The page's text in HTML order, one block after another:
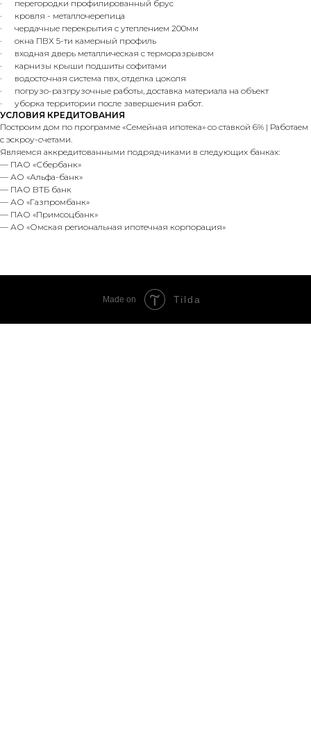
· перегородки профилированный брус
· кровля - металлочерепица
· чердачные перекрытия с утеплением 200мм
· окна ПВХ 5-ти камерный профиль
· входная дверь металлическая с терморазрывом
· карнизы крыши подшиты софитами
· водосточная система пвх, отделка цоколя
· погрузо-разгрузочные работы, доставка материала на объект
· уборка территории после завершения работ.
УСЛОВИЯ КРЕДИТОВАНИЯ
Построим дом по программе «Семейная ипотека» со ставкой 6% | Работаем
с эскроу-счетами.
Являемся аккредитованными подрядчиками в следующих банках:
— ПАО «Сбербанк»
— АО «Альфа-банк»
— ПАО ВТБ банк
— АО «Газпромбанк»
— ПАО «Примсоцбанк»
— АО «Омская региональная ипотечная корпорация»
Made on Tilda